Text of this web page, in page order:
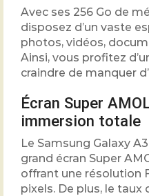
Avec ses 256 Go de
disposez d’un vaste
photos, vidéos,
Ainsi, vous profitez
craindre de manquer
Écran Super
immersion totale
Le Samsung Galaxy
grand écran Super
offrant une résolution
pixels. De plus, le